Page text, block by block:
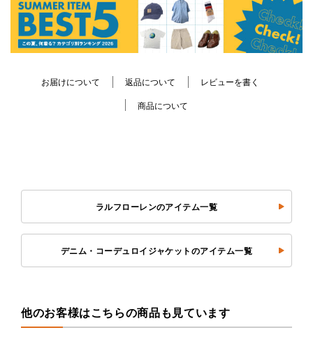
お届けについて 返品について レビューを書く
商品について
ラルフローレンのアイテム一覧
デニム・コーデュロイジャケットのアイテム一覧
他のお客様はこちらの商品も見ています